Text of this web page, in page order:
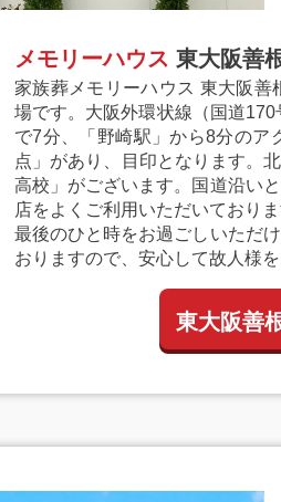
メモリーハウス 東大阪善
家族葬メモリーハウス 東大阪
場です。大阪外環状線（国道
で7分、「野崎駅」から8分のア
点」があり、目印となります。
高校」がございます。国道沿い
店をよくご利用いただいており
最後のひと時をお過ごしいただ
おりますので、安心して故人様
東大阪善